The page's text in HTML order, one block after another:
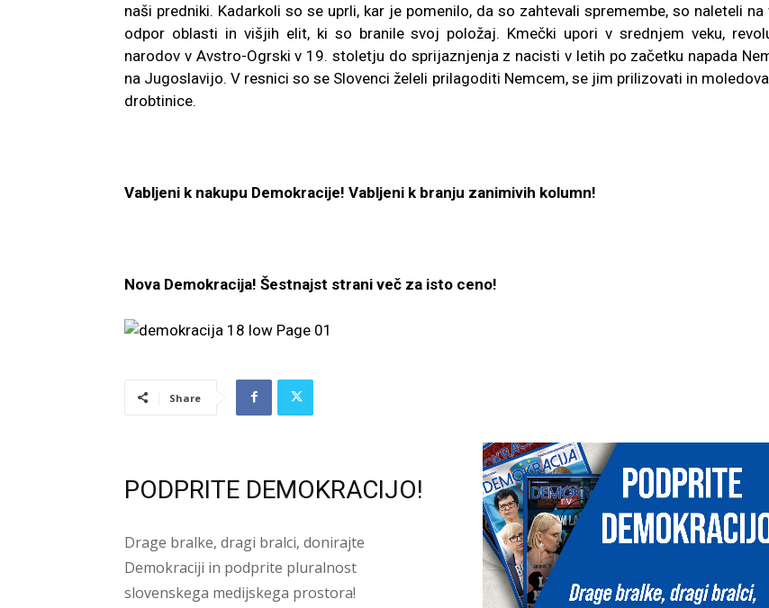
naši predniki. Kadarkoli so se uprli, kar je pomenilo, da so zahtevali spremembe, so naleteli na
odpor oblasti in višjih elit, ki so branile svoj položaj. Kmečki upori v srednjem veku,
narodov v Avstro-Ogrski v 19. stoletju do sprijaznjenja z nacisti v letih po začetku napada
na Jugoslavijo. V resnici so se Slovenci želeli prilagoditi Nemcem, se jim prilizovati in
drobtinice.
Vabljeni k nakupu Demokracije! Vabljeni k branju zanimivih kolumn!
Nova Demokracija! Šestnajst strani več za isto ceno!
Share
PODPRITE DEMOKRACIJO!
Drage bralke, dragi bralci, donirajte
Demokraciji in podprite pluralnost
slovenskega medijskega prostora!